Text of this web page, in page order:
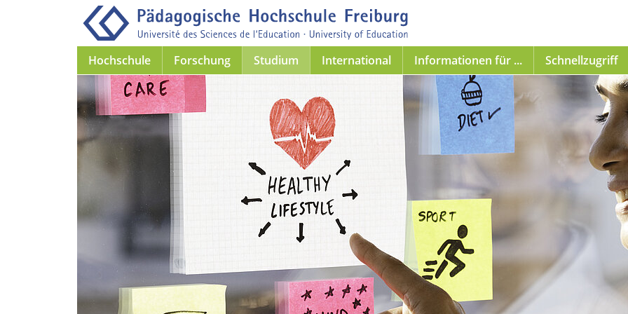
Hochschule Forschung Studium International Informationen für ... Schnellzugriff